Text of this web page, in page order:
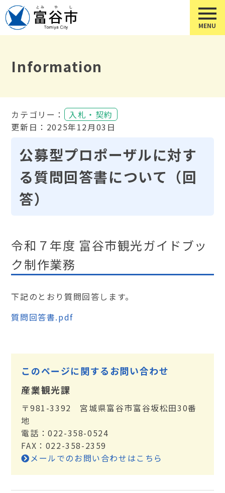
Information
カテゴリー：
入札・契約
更新日：2025年12月03日
公募型プロポーザルに対す
る質問回答書について（回
答）
令和７年度 富谷市観光ガイドブッ
ク制作業務
下記のとおり質問回答します。
質問回答書.pdf
このページに関するお問い合わせ
産業観光課
〒981-3392 宮城県富谷市富谷坂松田30番
地
電話：022-358-0524
FAX：022-358-2359
メールでのお問い合わせはこちら